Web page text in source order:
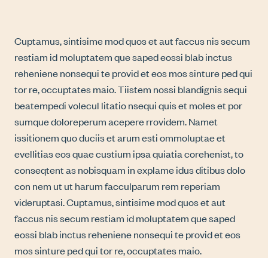
Cuptamus, sintisime mod quos et aut faccus nis secum
restiam id moluptatem que saped eossi blab inctus
reheniene nonsequi te provid et eos mos sinture ped qui
tor re, occuptates maio. Tiistem nossi blandignis sequi
beatempedi volecul litatio nsequi quis et moles et por
sumque doloreperum acepere rrovidem. Namet
issitionem quo duciis et arum esti ommoluptae et
evellitias eos quae custium ipsa quiatia corehenist, to
conseqtent as nobisquam in explame idus ditibus dolo
con nem ut ut harum facculparum rem reperiam
videruptasi. Cuptamus, sintisime mod quos et aut
faccus nis secum restiam id moluptatem que saped
eossi blab inctus reheniene nonsequi te provid et eos
mos sinture ped qui tor re, occuptates maio.